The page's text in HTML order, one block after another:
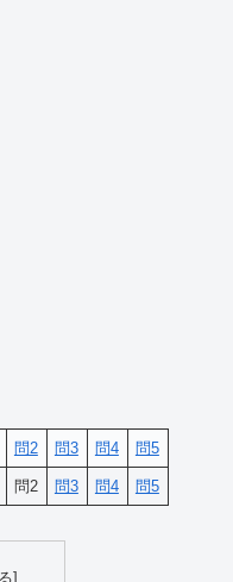
問2 問3 問4 問5
問2 問3 問4 問5